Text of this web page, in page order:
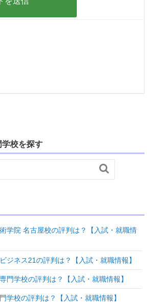
校を探す

学院 名古屋校の評判は？【入試・就職情
ジネス21の評判は？【入試・就職情報】
門学校の評判は？【入試・就職情報】
学校の評判は？【入試・就職情報】